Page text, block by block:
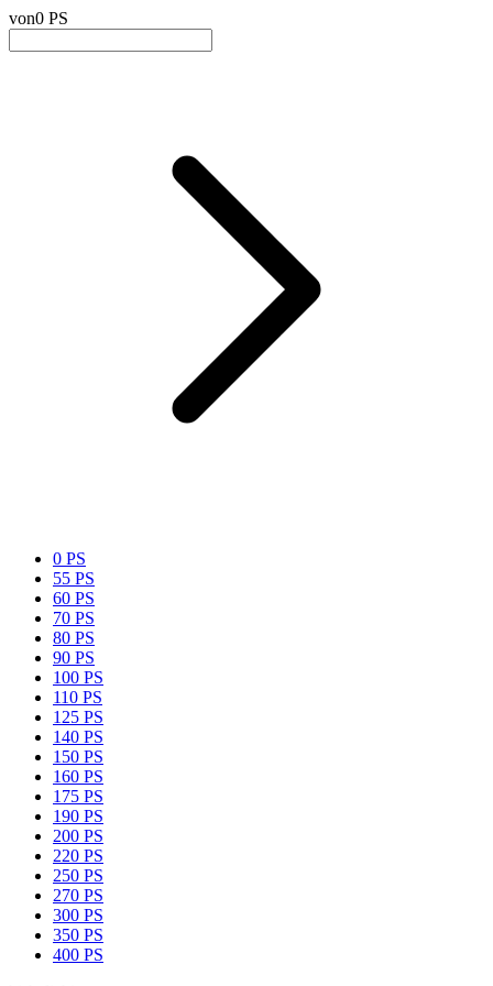
von0 PS
0 PS
55 PS
60 PS
70 PS
80 PS
90 PS
100 PS
110 PS
125 PS
140 PS
150 PS
160 PS
175 PS
190 PS
200 PS
220 PS
250 PS
270 PS
300 PS
350 PS
400 PS